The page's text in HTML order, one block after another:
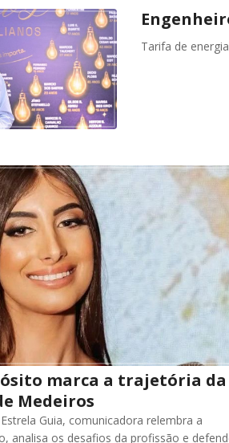
Tarifa de
marca a trajetória da
Medeiros
Guia, comunicadora relembra a
analisa os desafios da profissão e